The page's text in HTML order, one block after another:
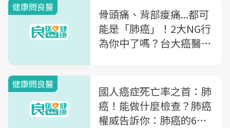
健康問良醫
骨頭痛、背部痠痛...都可
能是「肺癌」！2大NG行
為你中了嗎？台大癌醫副
健康問良醫
國人癌症死亡率之首：肺
癌！能做什麼檢查？肺癌
權威告訴你：肺癌的6治